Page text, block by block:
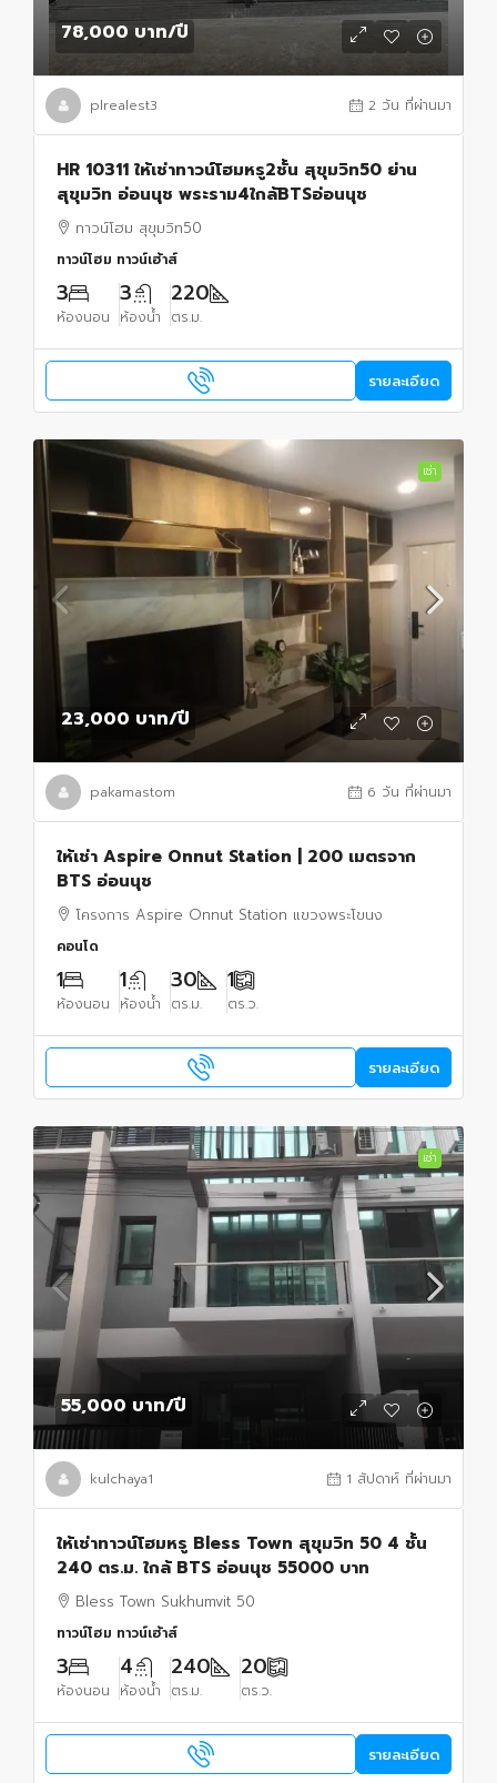
78,000 บาท/ปี
plrealest3 2 วัน ที่ผ่านมา
HR 10311 ให้เช่าทาวน์โฮมหรู2ชั้น สุขุมวิท50 ย่าน
สุขุมวิท อ่อนนุช พระราม4ใกล้BTSอ่อนนุช
ทาวน์โฮม สุขุมวิท50
ทาวน์โฮม ทาวน์เฮ้าส์
3
ห้องนอน
3
ห้องน้ำ
220
ตร.ม.
รายละเอียด
เช่า
23,000 บาท/ปี
pakamastom 6 วัน ที่ผ่านมา
ให้เช่า Aspire Onnut Station | 200 เมตรจาก
BTS อ่อนนุช
โครงการ Aspire Onnut Station แขวงพระโขนง
คอนโด
1
ห้องนอน
1
ห้องน้ำ
30
ตร.ม.
1
ตร.ว.
รายละเอียด
เช่า
55,000 บาท/ปี
kulchaya1 1 สัปดาห์ ที่ผ่านมา
ให้เช่าทาวน์โฮมหรู Bless Town สุขุมวิท 50 4 ชั้น
240 ตร.ม. ใกล้ BTS อ่อนนุช 55000 บาท
Bless Town Sukhumvit 50
ทาวน์โฮม ทาวน์เฮ้าส์
3
ห้องนอน
4
ห้องน้ำ
240
ตร.ม.
20
ตร.ว.
รายละเอียด